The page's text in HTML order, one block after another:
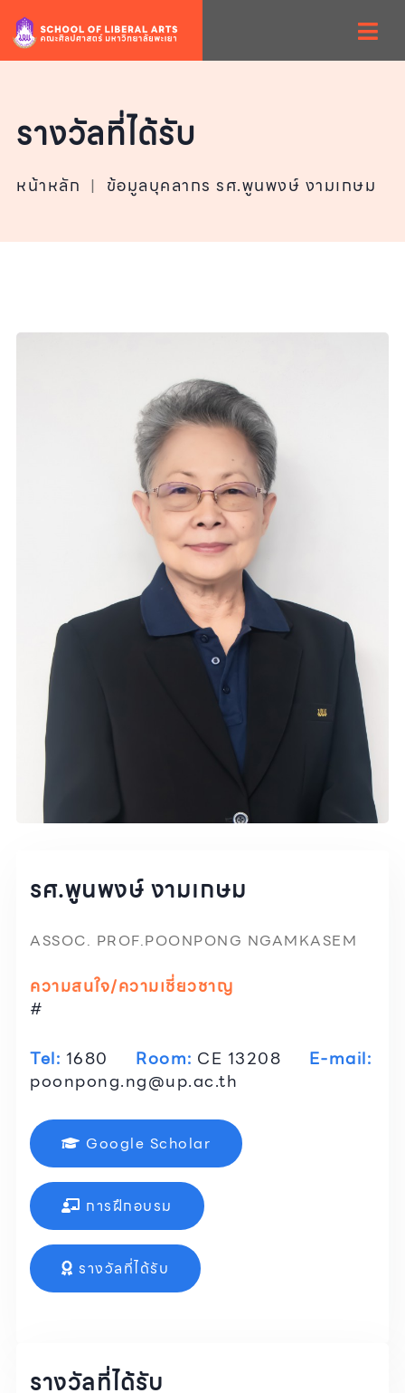
รางวัลที่ได้รับ
หน้าหลัก | ข้อมูลบุคลากร รศ.พูนพงษ์ งามเกษม
รศ.พูนพงษ์ งามเกษม
ASSOC. PROF.POONPONG NGAMKASEM
ความสนใจ/ความเชี่ยวชาญ
#
Tel: 1680 Room: CE 13208 E-mail:
poonpong.ng@up.ac.th
Google Scholar
การฝึกอบรม
รางวัลที่ได้รับ
รางวัลที่ได้รับ